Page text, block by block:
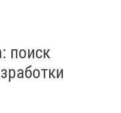
поиск